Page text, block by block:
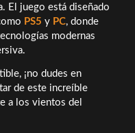
El juego está diseñado
PS5 y PC, donde
modernas
¡no dudes en
de este increíble
a los vientos del